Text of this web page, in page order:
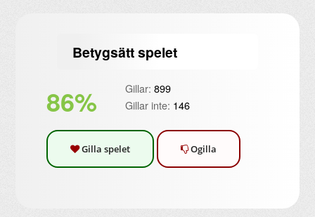
Betygsätt spelet
86% Gillar: 899
Gillar inte: 146
Gilla spelet Ogilla